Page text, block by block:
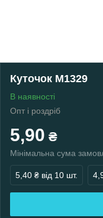
Куточок М1329
В наявності
Опт і роздріб
5,90 ₴
Мінімальна сума
5,40 ₴ від 10 шт.